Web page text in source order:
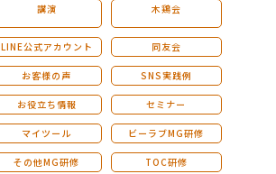
講演 木鶏会
LINE公式アカウント 同友会
お客様の声 SNS実践例
お役立ち情報 セミナー
マイツール ビーラブMG研修
その他MG研修 TOC研修